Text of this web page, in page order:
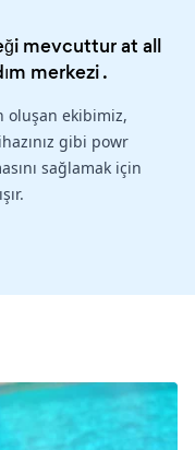
mevcuttur at all
merkezi.
oluşan ekibimiz,
gibi powr
sağlamak için